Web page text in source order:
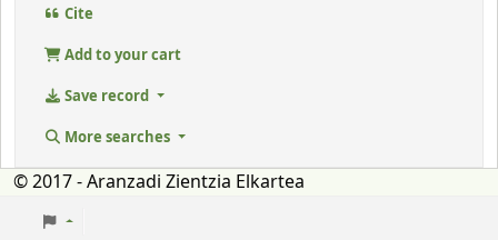
Cite
Add to your cart
Save record
More searches
© 2017 - Aranzadi Zientzia Elkartea